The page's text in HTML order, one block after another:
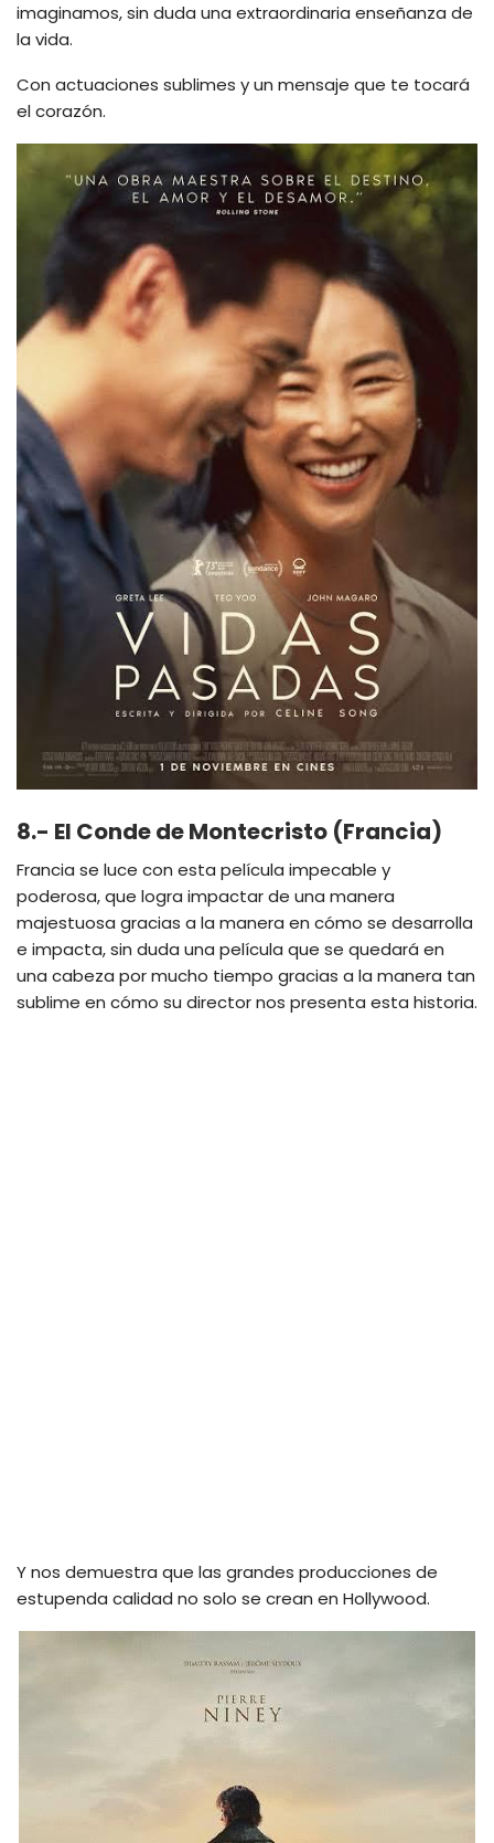
imaginamos, sin duda una extraordinaria enseñanza de
la vida.
Con actuaciones sublimes y un mensaje que te tocará
el corazón.
8.- El Conde de Montecristo (Francia)
Francia se luce con esta película impecable y
poderosa, que logra impactar de una manera
majestuosa gracias a la manera en cómo se desarrolla
e impacta, sin duda una película que se quedará en
una cabeza por mucho tiempo gracias a la manera tan
sublime en cómo su director nos presenta esta historia.
Y nos demuestra que las grandes producciones de
estupenda calidad no solo se crean en Hollywood.